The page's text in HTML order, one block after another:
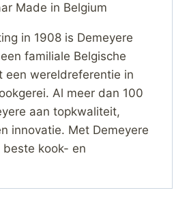
Made in Belgium
in 1908 is Demeyere
familiale Belgische
een wereldreferentie in
Al meer dan 100
aan topkwaliteit,
innovatie. Met Demeyere
kook- en